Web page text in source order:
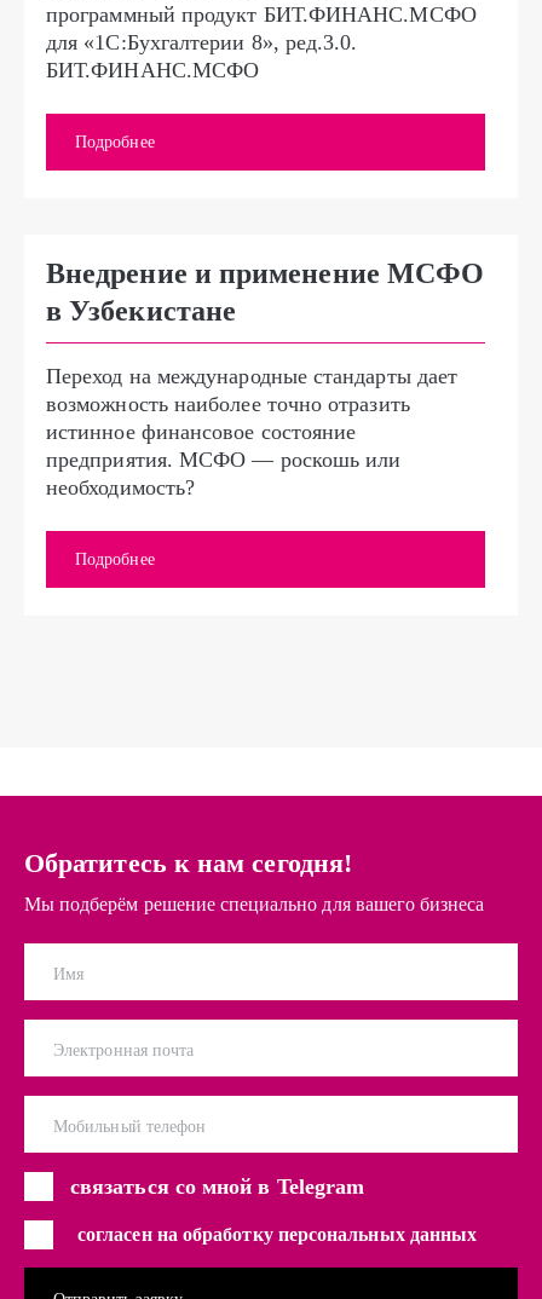
программный продукт БИТ.ФИНАНС.МСФО
для «1С:Бухгалтерии 8», ред.3.0.
БИТ.ФИНАНС.МСФО
Подробнее
Внедрение и применение МСФО
в Узбекистане
Переход на международные стандарты дает
возможность наиболее точно отразить
истинное финансовое состояние
предприятия. МСФО — роскошь или
необходимость?
Подробнее
Обратитесь к нам сегодня!
Мы подберём решение специально для вашего бизнеса
Имя
Электронная почта
Мобильный телефон
связаться со мной в Telegram
согласен на обработку персональных данных